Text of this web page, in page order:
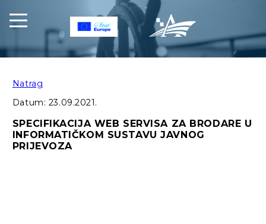
Natrag
Datum: 23.09.2021.
SPECIFIKACIJA WEB SERVISA ZA BRODARE U
INFORMATIČKOM SUSTAVU JAVNOG
PRIJEVOZA